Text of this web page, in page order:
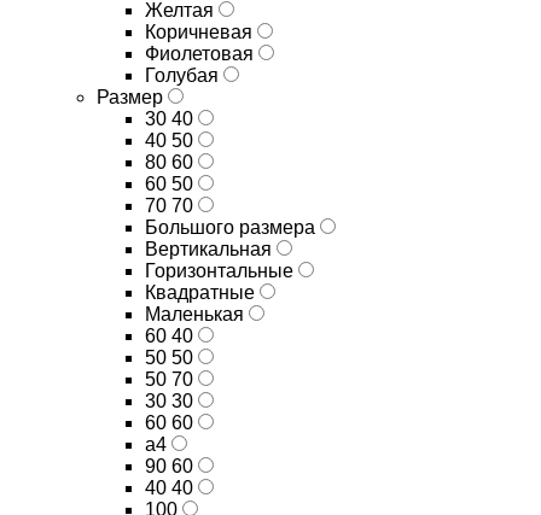
Желтая
Коричневая
Фиолетовая
Голубая
Размер
30 40
40 50
80 60
60 50
70 70
Большого размера
Вертикальная
Горизонтальные
Квадратные
Маленькая
60 40
50 50
50 70
30 30
60 60
а4
90 60
40 40
100